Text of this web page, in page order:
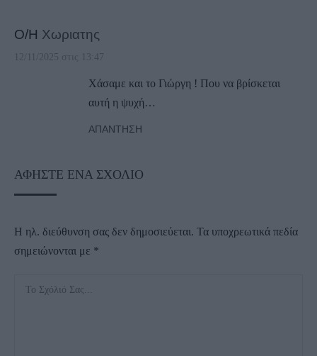
Ο/Η Χωριατης
12/11/2025 στις 13:47
Χάσαμε και το Γιώργη ! Που να βρίσκεται
αυτή η ψυχή…
ΑΠΆΝΤΗΣΗ
ΑΦΉΣΤΕ ΈΝΑ ΣΧΌΛΙΟ
Η ηλ. διεύθυνση σας δεν δημοσιεύεται. Τα υποχρεωτικά πεδία
σημειώνονται με *